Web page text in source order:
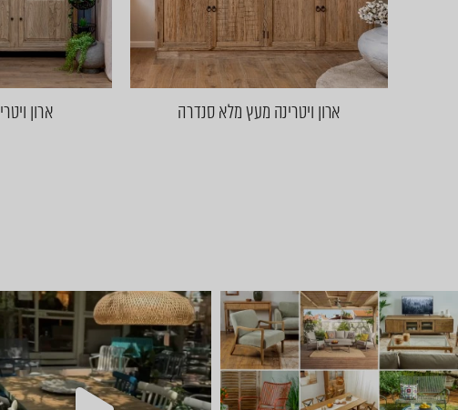
ארון ויטרינה מעץ מלא סנדרה ארון
יום שישי 🔆 🌈 ניפגש אצלנו ב חדש ⭐ קונטיינרים של